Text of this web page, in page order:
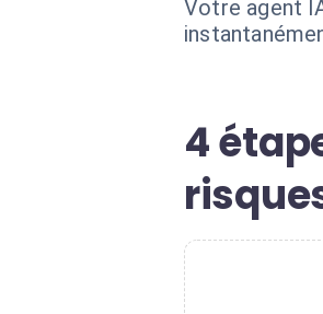
Votre agent
4